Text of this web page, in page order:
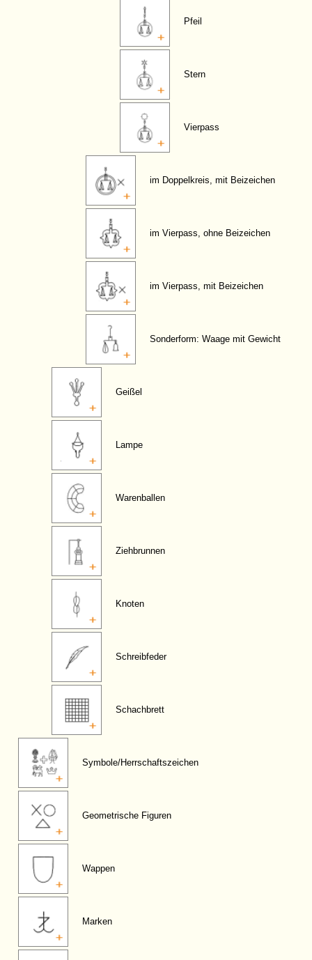
Pfeil
Stern
Vierpass
im Doppelkreis, mit Beizeichen
im Vierpass, ohne Beizeichen
im Vierpass, mit Beizeichen
Sonderform: Waage mit Gewicht
Geißel
Lampe
Warenballen
Ziehbrunnen
Knoten
Schreibfeder
Schachbrett
Symbole/Herrschaftszeichen
Geometrische Figuren
Wappen
Marken